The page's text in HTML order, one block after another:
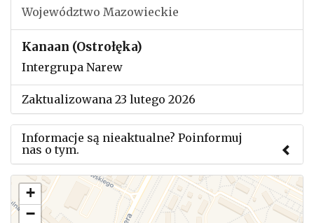
Województwo Mazowieckie
Kanaan (Ostrołęka)
Intergrupa Narew
Zaktualizowana 23 lutego 2026
Informacje są nieaktualne? Poinformuj
nas o tym.
Użyj tego formularza aby przesłać informację o
zmianach w powyższym mityngu.
+
−